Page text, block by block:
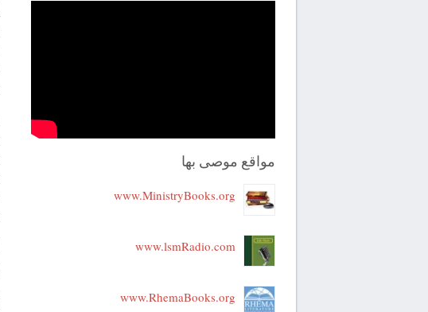
مواقع موصى بها
www.MinistryBooks.org
www.lsmRadio.com
www.RhemaBooks.org